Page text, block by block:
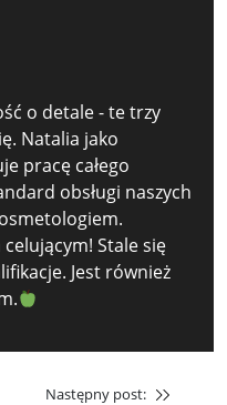
o detale - te trzy
Natalia jako
pracę całego
obsługi naszych
Stale się
Jest również
Następny post: